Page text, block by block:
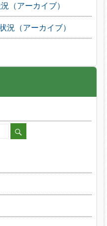
（アーカイブ）
況（アーカイブ）